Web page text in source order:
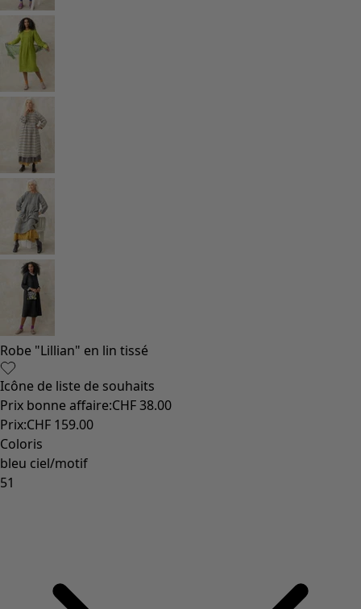
Robe "Lillian" en lin tissé
Icône de liste de souhaits
Prix bonne affaire:CHF 38.00
Prix:CHF 159.00
Coloris
bleu ciel/motif
51